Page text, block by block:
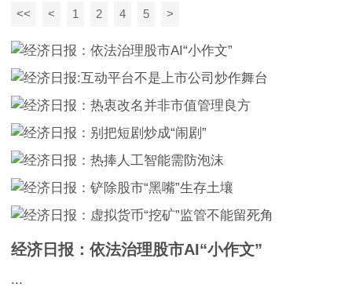
<< < 1 2 4 5 >
经济日报：依法治理股市AI“小作文”
...